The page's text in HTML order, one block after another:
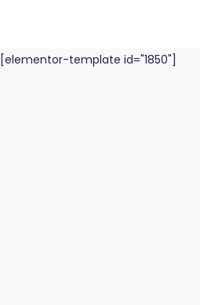
[elementor-template id="1850"]